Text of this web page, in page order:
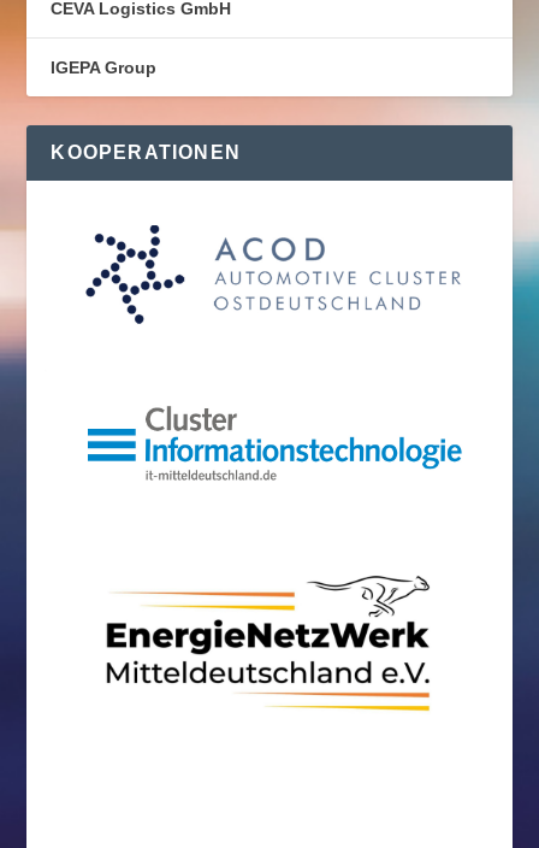
CEVA Logistics GmbH
IGEPA Group
KOOPERATIONEN